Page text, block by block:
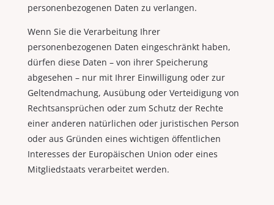
personenbezogenen Daten zu verlangen.
Wenn Sie die Verarbeitung Ihrer
personenbezogenen Daten eingeschränkt haben,
dürfen diese Daten – von ihrer Speicherung
abgesehen – nur mit Ihrer Einwilligung oder zur
Geltendmachung, Ausübung oder Verteidigung von
Rechtsansprüchen oder zum Schutz der Rechte
einer anderen natürlichen oder juristischen Person
oder aus Gründen eines wichtigen öffentlichen
Interesses der Europäischen Union oder eines
Mitgliedstaats verarbeitet werden.